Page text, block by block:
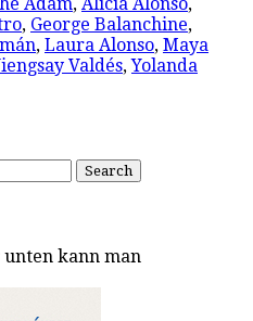
, George Balanchine,
, Laura Alonso, Maya
Valdés,Yolanda
kann man